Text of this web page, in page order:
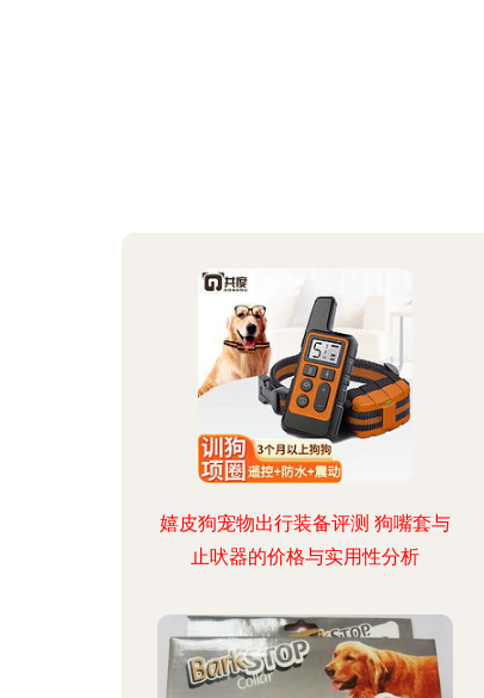
嬉皮狗宠物出行装备评测 狗嘴套与
止吠器的价格与实用性分析